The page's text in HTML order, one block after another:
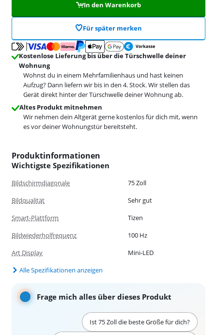
In den Warenkorb
Für später merken
Kostenlose Lieferung bis über die Türschwelle deiner
Wohnung
Wohnst du in einem Mehrfamilienhaus und hast keinen
Aufzug? Dann liefern wir bis in den 4. Stock. Wir stellen das
Gerät direkt hinter der Türschwelle deiner Wohnung ab.
Altes Produkt mitnehmen
Wir nehmen dein Altgerät gerne kostenlos für dich mit, wenn
es vor deiner Wohnungstür bereitsteht.
Produktinformationen
Wichtigste Spezifikationen
Bildschirmdiagonale
75 Zoll
Bildqualität
Sehr gut
Smart-Plattform
Tizen
Bildwiederholfrequenz
100 Hz
Art Display
Mini-LED
Alle Spezifikationen anzeigen
Frage mich alles über dieses Produkt
Ist 75 Zoll die beste Größe für dich?